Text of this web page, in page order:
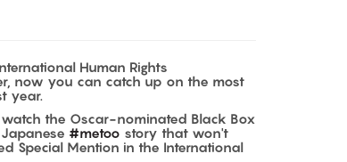
Human Rights
now you can catch up on the most
year.
the Oscar-nominated Black Box
#metoo story that won't
Special Mention in the International